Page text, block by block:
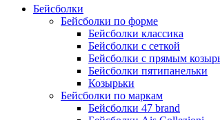
Бейсболки
Бейсболки по форме
Бейсболки классика
Бейсболки с сеткой
Бейсболки с прямым
Бейсболки пятипанельки
Козырьки
Бейсболки по маркам
Бейсболки 47 brand